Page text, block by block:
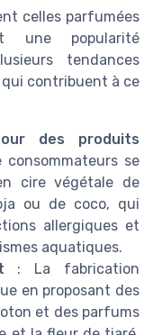
celles parfumées
une popularité
tendances
contribuent à ce
des produits
se
cire végétale de
ou de coco, qui
allergiques et
aquatiques.
: La fabrication
en proposant des
et des parfums